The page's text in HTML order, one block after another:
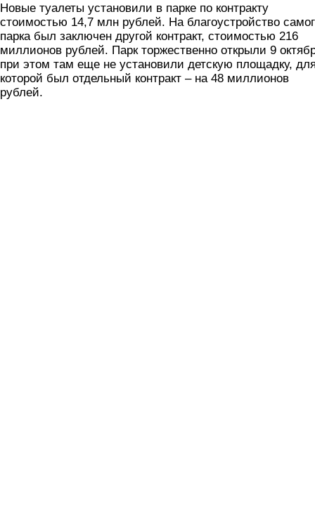
Новые туалеты установили в парке по контракту
стоимостью 14,7 млн рублей. На благоустройство
парка был заключен другой контракт, стоимостью 216
миллионов рублей. Парк торжественно открыли 9
при этом там еще не установили детскую площадку,
которой был отдельный контракт – на 48 миллионов
рублей.